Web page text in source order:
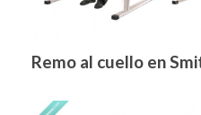
Remo al cuello en